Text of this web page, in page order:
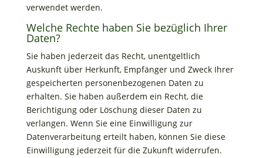
verwendet werden.
Welche Rechte haben Sie bezüglich Ihrer
Daten?
Sie haben jederzeit das Recht, unentgeltlich
Auskunft über Herkunft, Empfänger und Zweck Ihrer
gespeicherten personenbezogenen Daten zu
erhalten. Sie haben außerdem ein Recht, die
Berichtigung oder Löschung dieser Daten zu
verlangen. Wenn Sie eine Einwilligung zur
Datenverarbeitung erteilt haben, können Sie diese
Einwilligung jederzeit für die Zukunft widerrufen.